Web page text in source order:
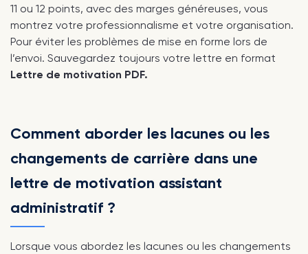
11 ou 12 points, avec des marges généreuses, vous
montrez votre professionnalisme et votre organisation.
Pour éviter les problèmes de mise en forme lors de
l’envoi. Sauvegardez toujours votre lettre en format
Lettre de motivation PDF.
Comment aborder les lacunes ou les
changements de carrière dans une
lettre de motivation assistant
administratif ?
Lorsque vous abordez les lacunes ou les changements